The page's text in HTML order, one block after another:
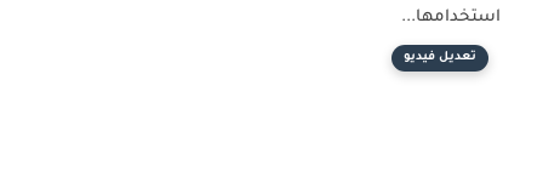
استخدامها...
تعديل فيديو